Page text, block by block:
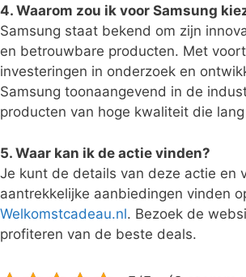
4. Waarom zou ik voor Samsung
Samsung staat bekend om zijn
en betrouwbare producten. Met
investeringen in onderzoek en
Samsung toonaangevend in de
producten van hoge kwaliteit die
5. Waar kan ik de actie vinden?
Je kunt de details van deze actie en
aantrekkelijke aanbiedingen vinden
Welkomstcadeau.nl. Bezoek de
profiteren van de beste deals.